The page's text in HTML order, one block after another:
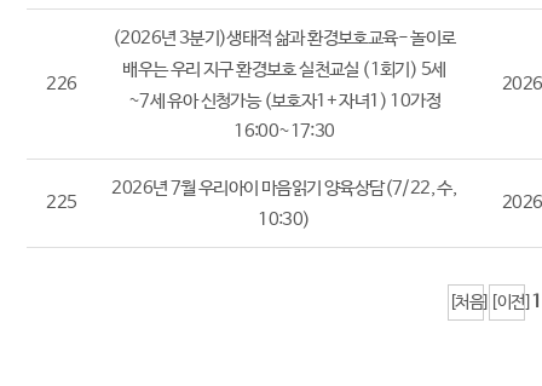
226
(2026년 3분기)생태적 삶과 환경보호교육- 놀이로
배우는 우리 지구 환경보호 실천교실 (1회기) 5세
~7세 유아 신청가능 (보호자1+ 자녀1) 10가정
16:00~17:30
225
2026년 7월 우리아이 마음읽기 양육상담(7/22, 수,
10:30)
[처음] [이전] 1